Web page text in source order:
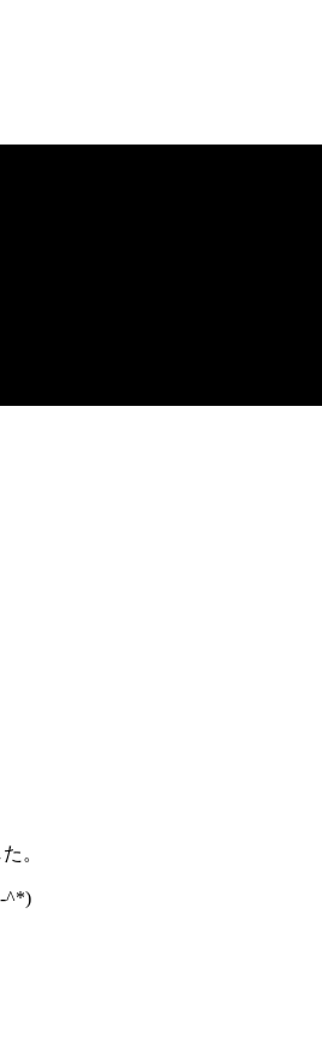
。
^*)